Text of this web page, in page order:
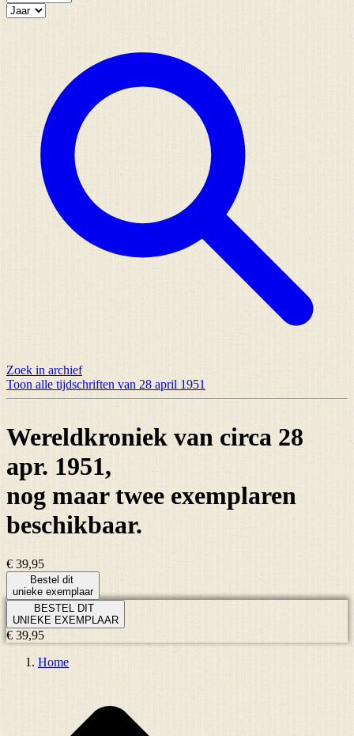
Zoek in archief
Toon alle tijdschriften van 28 april 1951
Wereldkroniek van circa 28
apr. 1951,
nog maartwee exemplaren
beschikbaar.
€ 39,95
Bestel dit
unieke exemplaar
BESTEL DIT
UNIEKE EXEMPLAAR
€ 39,95
Home